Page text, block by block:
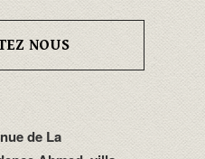
NOUS
de La